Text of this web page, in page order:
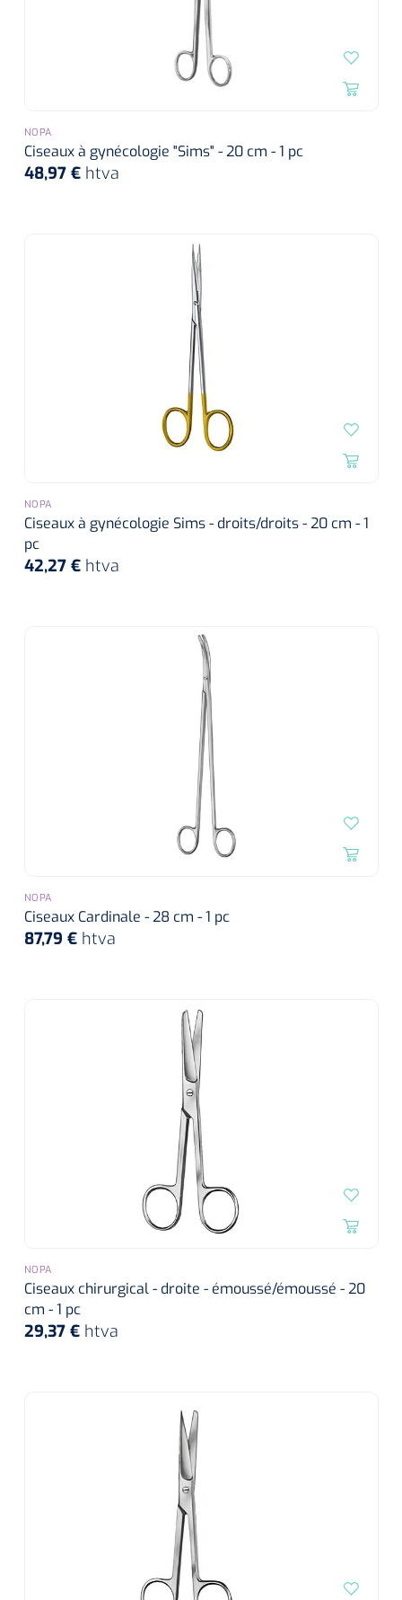
NOPA
Ciseaux à gynécologie "Sims" - 20 cm - 1 pc
48,97 € htva
NOPA
Ciseaux à gynécologie Sims - droits/droits - 20 cm - 1
pc
42,27 € htva
NOPA
Ciseaux Cardinale - 28 cm - 1 pc
87,79 € htva
NOPA
Ciseaux chirurgical - droite - émoussé/émoussé - 20
cm - 1 pc
29,37 € htva